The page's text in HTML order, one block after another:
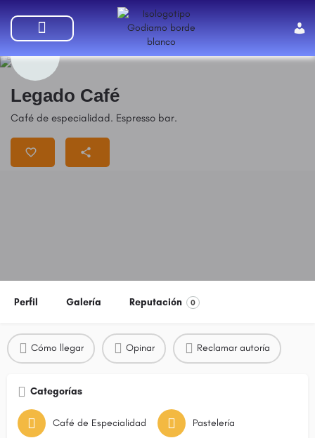
Legado Café
Café de especialidad. Espresso bar.
Perfil Galería Reputación 0
Cómo llegar Opinar Reclamar autoría
Categorías
Café de Especialidad Pastelería